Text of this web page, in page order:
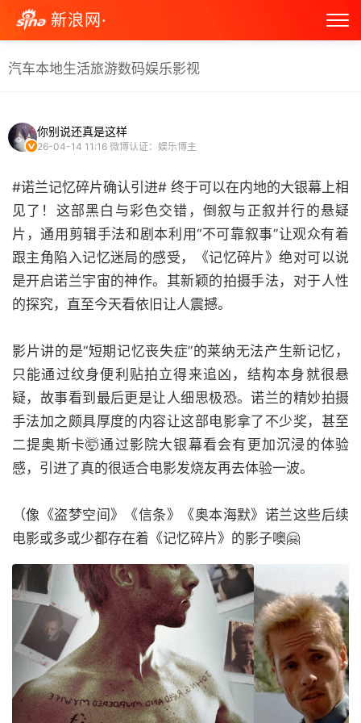
新浪网·
汽车本地生活旅游数码娱乐影视
你别说还真是这样
26-04-14 11:16 微博认证：娱乐博主
#诺兰记忆碎片确认引进# 终于可以在内地的大银幕上相
见了！这部黑白与彩色交错，倒叙与正叙并行的悬疑
片，通用剪辑手法和剧本利用“不可靠叙事”让观众有着
跟主角陷入记忆迷局的感受，《记忆碎片》绝对可以说
是开启诺兰宇宙的神作。其新颖的拍摄手法，对于人性
的探究，直至今天看依旧让人震撼。
影片讲的是“短期记忆丧失症”的莱纳无法产生新记忆，
只能通过纹身便利贴拍立得来追凶，结构本身就很悬
疑，故事看到最后更是让人细思极恐。诺兰的精妙拍摄
手法加之颇具厚度的内容让这部电影拿了不少奖，甚至
二提奥斯卡🤯通过影院大银幕看会有更加沉浸的体验
感，引进了真的很适合电影发烧友再去体验一波。
（像《盗梦空间》《信条》《奥本海默》诺兰这些后续
电影或多或少都存在着《记忆碎片》的影子噢🤗